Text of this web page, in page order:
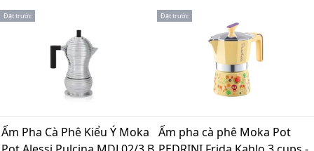
Đặt trước
Ấm Pha Cà Phê Kiểu Ý Moka
Đặt trước
Ấm pha cà phê Moka Pot